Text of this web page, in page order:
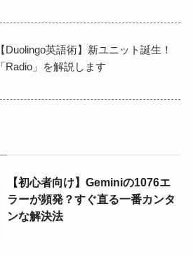
【Duolingo英語術】新ユニット誕生！
「Radio」を解説します
【初心者向け】Geminiの1076エ
ラーが頻発？すぐ直る一番カンタ
ンな解決法